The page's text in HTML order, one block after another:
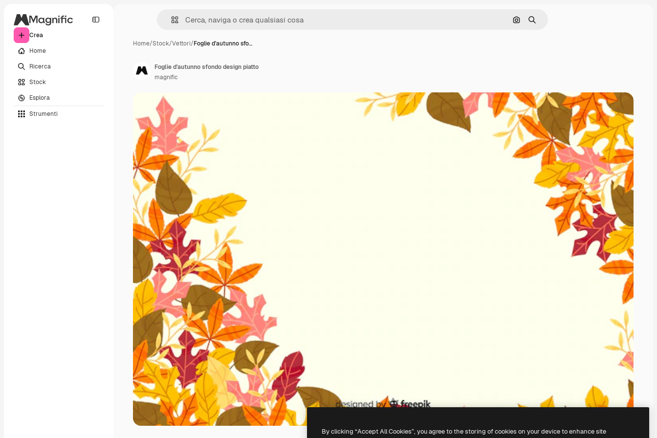
Crea
Home
Ricerca
Stock
Esplora
Strumenti
Cerca per immagine
Ricerca
Home/Stock/Vettori/Foglie d'autunno sfo…
Foglie d'autunno sfondo design piatto
magnific
By clicking “Accept All Cookies”, you agree to the storing of cookies on your device to enhance site